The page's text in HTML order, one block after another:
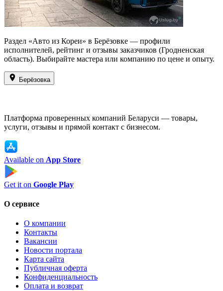
Раздел «Авто из Кореи» в Берёзовке — профили
исполнителей, рейтинг и отзывы заказчиков (Гродненская
область). Выбирайте мастера или компанию по цене и опыту.
Берёзовка
Платформа проверенных компаний Беларуси — товары,
услуги, отзывы и прямой контакт с бизнесом.
Available on App Store
Get it on Google Play
О сервисе
О компании
Контакты
Вакансии
Новости портала
Карта сайта
Публичная оферта
Конфиденциальность
Оплата и возврат